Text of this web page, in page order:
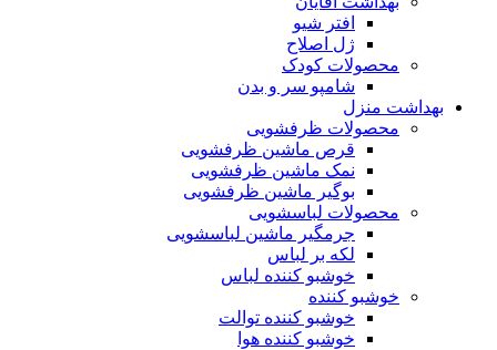
افتر شیو
ژل اصلاح
محصولات کودک
شامپو سر و بدن
بهداشت منزل
محصولات ظرفشویی
قرص ماشین ظرفشویی
نمک ماشین ظرفشویی
بوگیر ماشین ظرفشویی
محصولات لباسشویی
جرمگیر ماشین لباسشویی
لکه بر لباس
خوشبو کننده لباس
خوشبو کننده
خوشبو کننده توالت
خوشبو کننده هوا